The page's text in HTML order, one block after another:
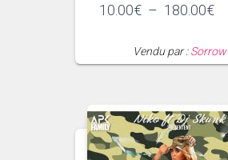
10.00€ – 180.00€
Vendu par :Sorrow